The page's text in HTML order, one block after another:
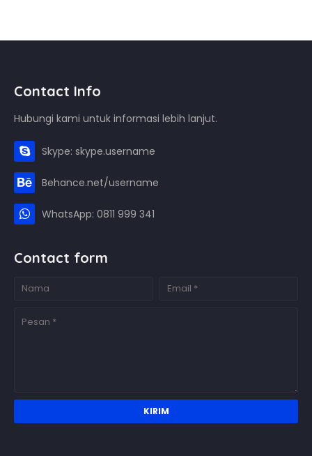
Contact Info
Hubungi kami untuk informasi lebih lanjut.
Skype: skype.username
Behance.net/username
WhatsApp: 0811 999 341
Contact form